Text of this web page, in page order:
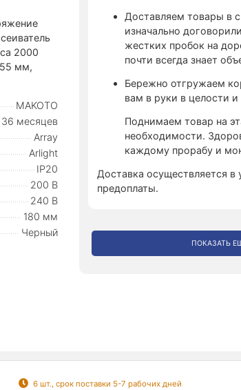
Доставляем товары в
изначально
жестких пробок на
почти всегда знает
Бережно отгружаем
вам в руки в целости и
Поднимаем товар на
необходимости.
каждому прорабу и
Доставка осуществляется в
предоплаты.
ПОКАЗАТЬ
2000
мм,
MAKOTO
36 месяцев
Array
Arlight
IP20
200 В
240 В
180 мм
Черный
6 шт., срок поставки 5-7 рабочих дней